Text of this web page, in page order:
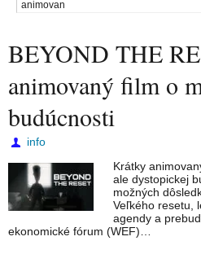
BEYOND THE
animovaný film o
budúcnosti
info
Krátky
ale dystopickej
možných
Veľkého resetu,
agendy a
ekonomické fórum (WEF)…